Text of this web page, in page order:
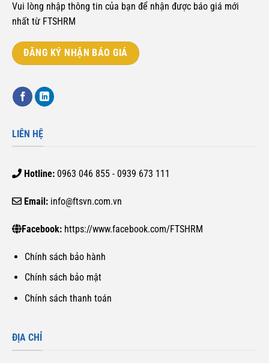
Vui lòng nhập thông tin của bạn để nhận được báo giá mới
nhất từ FTSHRM
ĐĂNG KÝ NHẬN BÁO GIÁ
LIÊN HỆ
Hotline:0963 046 855 - 0939 673 111
Email: info@ftsvn.com.vn
Facebook: https://www.facebook.com/FTSHRM
Chính sách bảo hành
Chính sách bảo mật
Chính sách thanh toán
ĐỊA CHỈ